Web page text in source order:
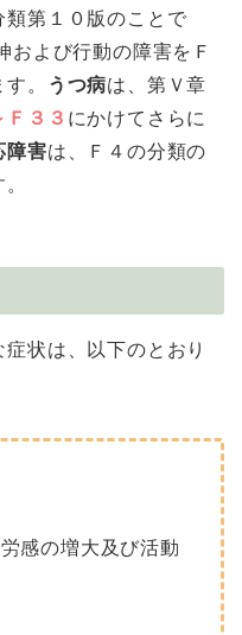
類第１０版のことで
および行動の障害をＦ
。
うつ病は、第Ｖ章
Ｆ３３ にかけてさらに
障害は、Ｆ４の分類の
状は、以下のとおり
感の増大及び活動